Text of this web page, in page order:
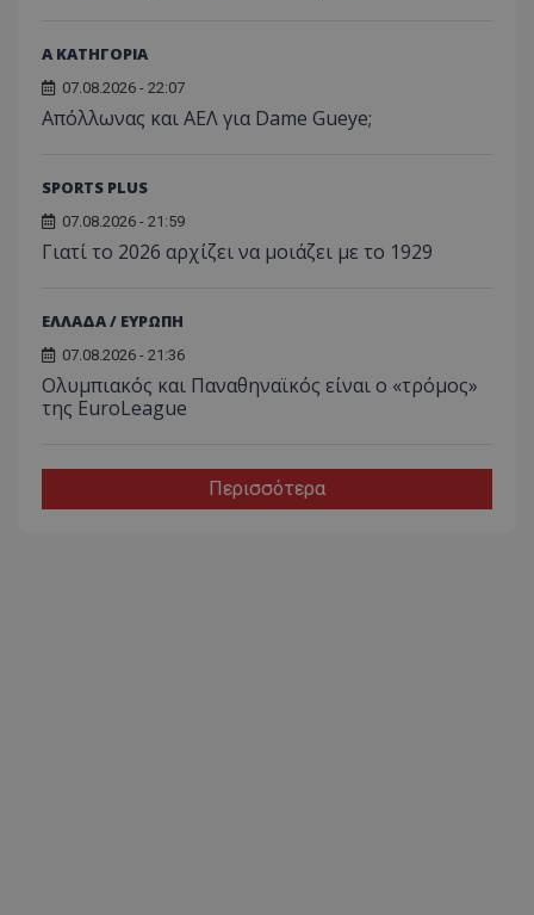
Α ΚΑΤΗΓΟΡΙΑ
07.08.2026 - 22:07
Απόλλωνας και ΑΕΛ για Dame Gueye;
SPORTS PLUS
07.08.2026 - 21:59
Γιατί το 2026 αρχίζει να μοιάζει με το 1929
ΕΛΛΑΔΑ / ΕΥΡΩΠΗ
07.08.2026 - 21:36
Ολυμπιακός και Παναθηναϊκός είναι ο «τρόμος»
της EuroLeague
Περισσότερα